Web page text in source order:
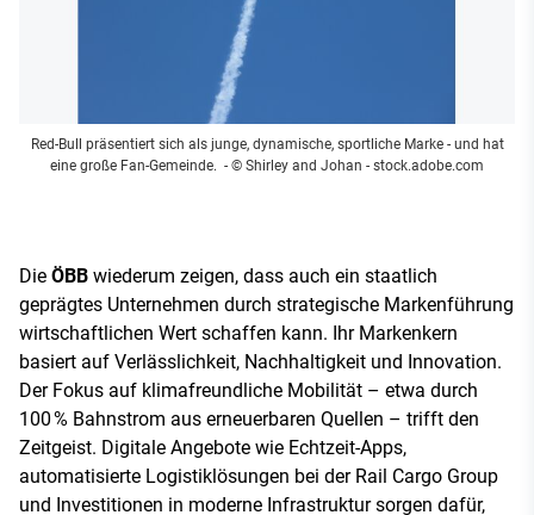
Red-Bull präsentiert sich als junge, dynamische, sportliche Marke - und hat
eine große Fan-Gemeinde. - © Shirley and Johan - stock.adobe.com
Die ÖBB wiederum zeigen, dass auch ein staatlich
geprägtes Unternehmen durch strategische Markenführung
wirtschaftlichen Wert schaffen kann. Ihr Markenkern
basiert auf Verlässlichkeit, Nachhaltigkeit und Innovation.
Der Fokus auf klimafreundliche Mobilität – etwa durch
100 % Bahnstrom aus erneuerbaren Quellen – trifft den
Zeitgeist. Digitale Angebote wie Echtzeit-Apps,
automatisierte Logistiklösungen bei der Rail Cargo Group
und Investitionen in moderne Infrastruktur sorgen dafür,